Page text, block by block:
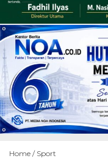
Home / Sport